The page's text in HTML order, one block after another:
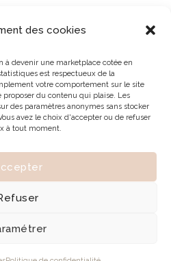
des cookies
à devenir une marketplace cotée en
est respectueux de la
votre comportement sur le site
du contenu qui plaise. Les
des paramètres anonymes sans stocker
avez le choix d'accepter ou de refuser
à tout moment.
réservés à Audemus